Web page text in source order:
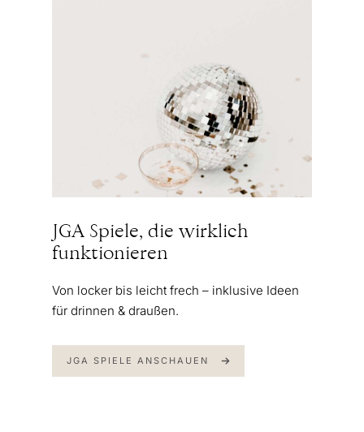
JGA Spiele, die wirklich
funktionieren
Von locker bis leicht frech – inklusive Ideen
für drinnen & draußen.
JGA SPIELE ANSCHAUEN